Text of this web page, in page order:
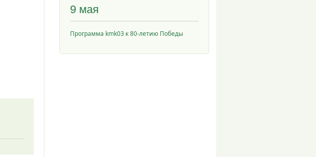
9 мая
Программа kmk03 к 80-летию Победы